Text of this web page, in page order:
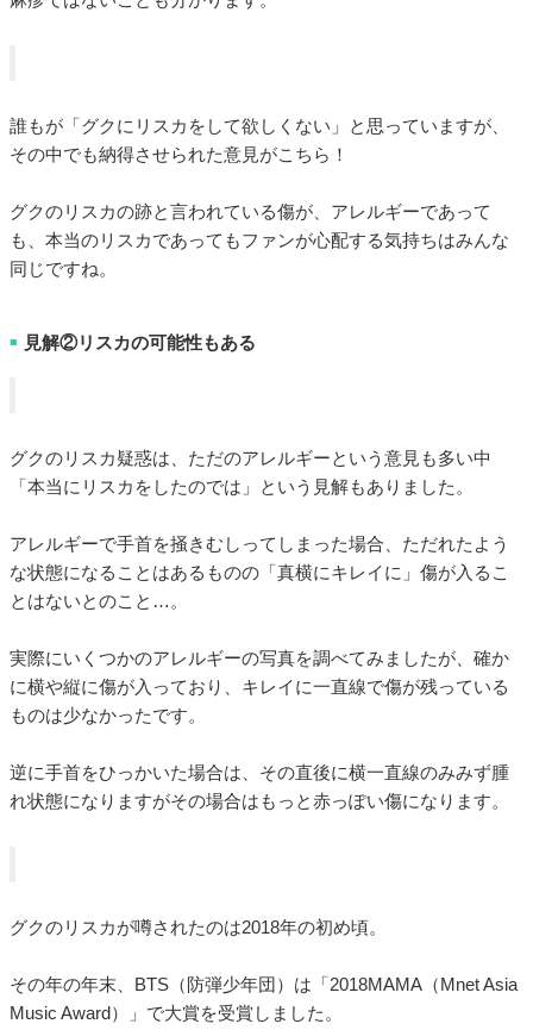
誰もが「グクにリスカをして欲しくない」と思っていますが、
その中でも納得させられた意見がこちら！
グクのリスカの跡と言われている傷が、アレルギーであって
も、本当のリスカであってもファンが心配する気持ちはみんな
同じですね。
■ 見解②リスカの可能性もある
グクのリスカ疑惑は、ただのアレルギーという意見も多い中
「本当にリスカをしたのでは」という見解もありました。
アレルギーで手首を掻きむしってしまった場合、ただれたよう
な状態になることはあるものの「真横にキレイに」傷が入るこ
とはないとのこと…。
実際にいくつかのアレルギーの写真を調べてみましたが、確か
に横や縦に傷が入っており、キレイに一直線で傷が残っている
ものは少なかったです。
逆に手首をひっかいた場合は、その直後に横一直線のみみず腫
れ状態になりますがその場合はもっと赤っぽい傷になります。
グクのリスカが噂されたのは2018年の初め頃。
その年の年末、BTS（防弾少年団）は「2018MAMA（Mnet Asia
Music Award）」で大賞を受賞しました。